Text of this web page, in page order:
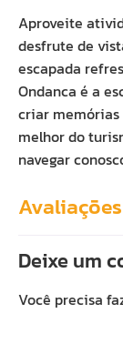
Aproveite
desfrute de
escapada
Ondanca é a
criar memórias
melhor do
navegar
Avaliações
Deixe um
Você precisa